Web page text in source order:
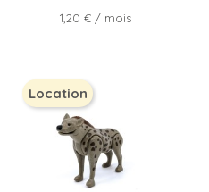
Prix
1,20 € / mois
Location